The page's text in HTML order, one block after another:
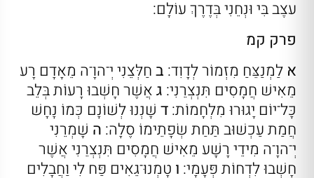
עצֶב בִּי וּנְחֵנִי בְּדֶרֶךְ עוֹלָם:
פרק קמ
א לַמְנַצֵּחַ מִזְמוֹר לְדָוִד: בחַלְּצֵנִי יְ־הוָ־ה מֵאָדָם רָע
מֵאִישׁ חֲמָסִים תִּנְצְרֵנִי: גאֲשֶׁר חָשְׁבוּ רָעוֹת בְּלֵב
כָּל־יוֹם יָגוּרוּ מִלְחָמוֹת:ד שָׁנְנוּ לְשׁוֹנָם כְּמוֹ נָחָשׁ
חֲמַת עַכְשׁוּב תַּחַת שְׂפָתֵימוֹ סֶלָה: ה שָׁמְרֵנִי
יְ־הוָ־ה מִידֵי רָשָׁע מֵאִישׁ חֲמָסִים תִּנְצְרֵנִי אֲשֶׁר
חָשְׁבוּ לִדְחוֹת פְּעָמָי: ו טָמְנוּ־גֵאִים פַּח לִי וַחֲבָלִים